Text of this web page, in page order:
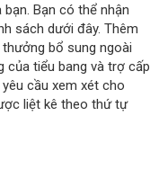
Bạn có thể nhận
sách dưới đây. Thêm
bổ sung ngoài
của tiểu bang và trợ cấp
cầu xem xét cho
liệt kê theo thứ tự